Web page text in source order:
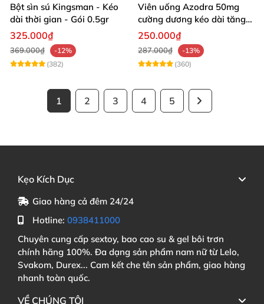
Bột sìn sú Kingsman - Kéo
dài thời gian - Gói 0.5gr
325.000₫
369.000₫
-12%
(382)
Viên uống Azodra 50mg
cường dương kéo dài tăng
sinh lý nam
250.000₫
287.000₫
-13%
(360)
1 2 3 4 5
Kẹo Kích Dục
Giao hàng cả đêm 24/24
Hotline: 0938411000
Chuyên cung cấp sextoy, bao cao su & gel bôi trơn
chính hãng 100%. Đa dạng sản phẩm nam nữ từ Lelo,
Svakom, Durex... Cam kết che tên sản phẩm, giao hàng
nhanh toàn quốc.
VỀ CHÚNG TÔI